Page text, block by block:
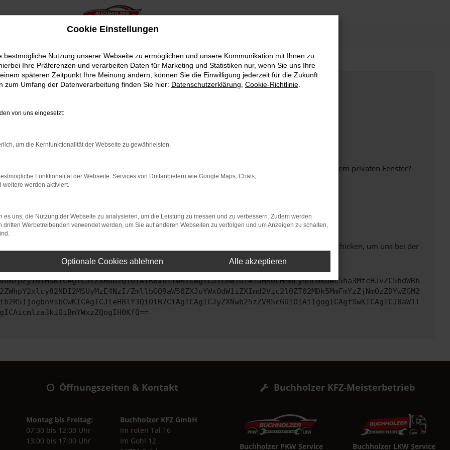
bestimmter Seiten verhindern. Funktioniert die Seite in einem anderen Browser oder in einem privaten Fenster?
beheben.
auf dem neuesten Stand sind.
kann auch dazu führen, dass bestimmte Funktionen nicht mehr unterstützt werden.
uns bitte. Wir werden versuchen, das Problem zu beheben. Du kannst uns diesen Text schicken, um uns bei der
ZmllbGQ9aW50ZXJuYWxOdW1iZXImd2Vic2l0ZT02MDk5MmFmYzZjNmQzZDYwZGM2
Öffnungszeiten & Kontakt
Montag bis Freitag:
07:30 bis 12:00 Uhr
13:00 bis 17:00 Uhr
Buchholzer KFZ GmbH
Im roten Tal 16
Im Gohl 12
Buchholzer KFZ-Meisterbetrieb
Buchholzer PKW Service Buchholzer LKW Service
Cookie Einstellungen
bestmögliche Nutzung unserer Webseite zu ermöglichen und unsere Kommunikation mit Ihnen zu
Ihre Präferenzen und verarbeiten Daten für Marketing und Statistiken nur, wenn Sie uns Ihre
späteren Zeitpunkt Ihre Meinung ändern, können Sie die Einwilligung jederzeit für die Zukunft
zum Umfang der Datenverarbeitung finden Sie hier: Datenschutzerklärung Cookie-Richtlinie
von uns eingesetzt:
um die Kernfunktionalität der Webseite zu gewährleisten.
Funktionalität der Webseite. Services von Drittanbietern wie Google Maps, Chats,
weitere werden aktiviert.
es uns, die Nutzung der Webseite zu analysieren, um die Leistung zu messen und zu verbessern. Zudem werden
dritten Werbetreibenden verwendet werden, um Sie auf anderen Webseiten zu verfolgen und um Anzeigen zu schalten,
Optionale Cookies ablehnen Alle akzeptieren